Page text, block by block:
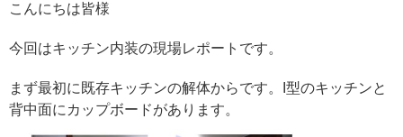
こんにちは皆様
今回はキッチン内装の現場レポートです。
まず最初に既存キッチンの解体からです。I型のキッチンと
背中面にカップボードがあります。